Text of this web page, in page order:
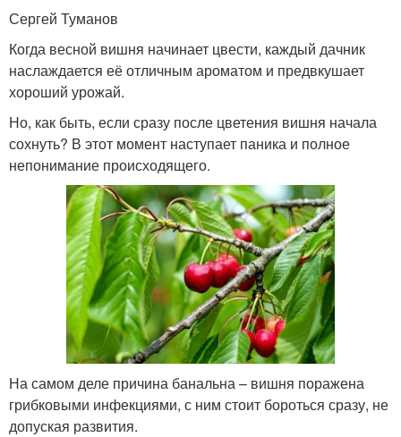
Сергей Туманов
Когда весной вишня начинает цвести, каждый дачник
наслаждается её отличным ароматом и предвкушает
хороший урожай.
Но, как быть, если сразу после цветения вишня начала
сохнуть? В этот момент наступает паника и полное
непонимание происходящего.
На самом деле причина банальна – вишня поражена
грибковыми инфекциями, с ним стоит бороться сразу, не
допуская развития.